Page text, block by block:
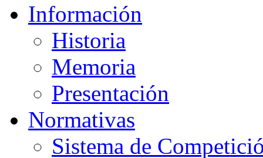
Información
Historia
Memoria
Presentación
Normativas
Sistema de